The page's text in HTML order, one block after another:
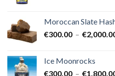
Moroccan Slate
€300.00 – €
Ice Moonrocks
€300.00 – €